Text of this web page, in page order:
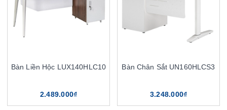
Bàn Liền Hộc LUX140HLC10
2.489.000₫
Bàn Chân Sắt UN160HLCS3
3.248.000₫